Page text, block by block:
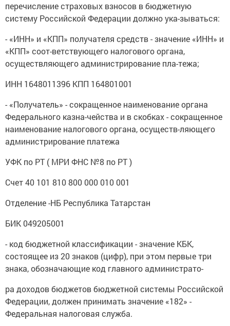
перечисление страховых взносов в бюджетную
систему Российской Федерации должно ука-зываться:
- «ИНН» и «КПП» получателя средств - значение «ИНН» и
«КПП» соот-ветствующего налогового органа,
осуществляющего администрирование пла-тежа;
ИНН 1648011396 КПП 164801001
- «Получатель» - сокращенное наименование органа
Федерального казна-чейства и в скобках - сокращенное
наименование налогового органа, осуществ-ляющего
администрирование платежа
УФК по РТ ( МРИ ФНС №8 по РТ )
Счет 40 101 810 800 000 010 001
Отделение -НБ Республика Татарстан
БИК 049205001
- код бюджетной классификации - значение КБК,
состоящее из 20 знаков (цифр), при этом первые три
знака, обозначающие код главного администрато-
ра доходов бюджетов бюджетной системы Российской
Федерации, должен принимать значение «182» -
Федеральная налоговая служба.